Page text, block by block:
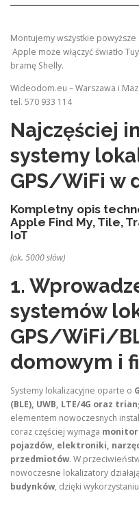
Montujemy wszystkie
Apple może włączyć światło
bramę Shelly.
Wideodom.eu – Warszawa i
tel. 570 933 114
Najczęściej
systemy
GPS/WiFi w
Kompletny opis
Apple Find My, Tile,
IoT
(ok. 5000 słów)
1.
systemów
GPS/WiFi/
domowym i
Systemy lokalizacyjne oparte o
(BLE), UWB, LTE/4G oraz
elementem nowoczesnych
coraz częściej wymaga
pojazdów, elektroniki,
przedmiotów. W
nowoczesne lokalizatory działają
budynków, dzięki